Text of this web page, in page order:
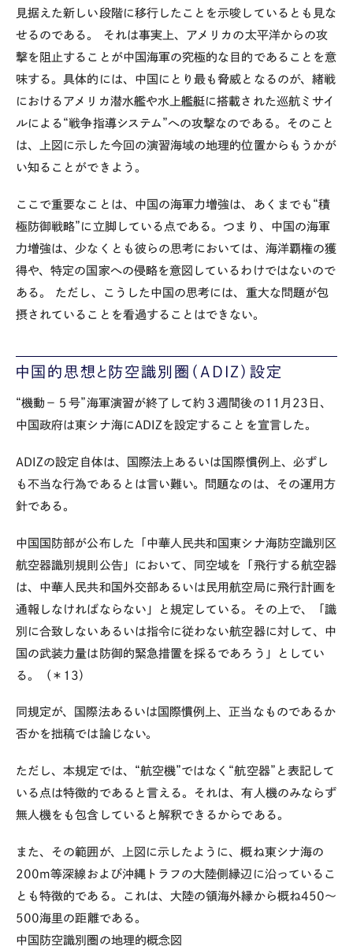
見据えた新しい段階に移行したことを示唆しているとも見な
せるのである。 それは事実上、アメリカの太平洋からの攻
撃を阻止することが中国海軍の究極的な目的であることを意
味する。具体的には、中国にとり最も脅威となるのが、緒戦
におけるアメリカ潜水艦や水上艦艇に搭載された巡航ミサイ
ルによる“戦争指導システム”への攻撃なのである。そのこと
は、上図に示した今回の演習海域の地理的位置からもうかが
い知ることができよう。
ここで重要なことは、中国の海軍力増強は、あくまでも“積
極防御戦略”に立脚している点である。つまり、中国の海軍
力増強は、少なくとも彼らの思考においては、海洋覇権の獲
得や、特定の国家への侵略を意図しているわけではないので
ある。 ただし、こうした中国の思考には、重大な問題が包
摂されていることを看過することはできない。
中国的思想と防空識別圏（ADIZ）設定
“機動－５号”海軍演習が終了して約３週間後の11月23日、
中国政府は東シナ海にADIZを設定することを宣言した。
ADIZの設定自体は、国際法上あるいは国際慣例上、必ずし
も不当な行為であるとは言い難い。問題なのは、その運用方
針である。
中国国防部が公布した「中華人民共和国東シナ海防空識別区
航空器識別規則公告」において、同空域を「飛行する航空器
は、中華人民共和国外交部あるいは民用航空局に飛行計画を
通報しなければならない」と規定している。その上で、「識
別に合致しないあるいは指令に従わない航空器に対して、中
国の武装力量は防御的緊急措置を採るであろう」としてい
る。（＊13）
同規定が、国際法あるいは国際慣例上、正当なものであるか
否かを拙稿では論じない。
ただし、本規定では、“航空機”ではなく“航空器”と表記して
いる点は特徴的であると言える。それは、有人機のみならず
無人機をも包含していると解釈できるからである。
また、その範囲が、上図に示したように、概ね東シナ海の
200m等深線および沖縄トラフの大陸側縁辺に沿っているこ
とも特徴的である。これは、大陸の領海外縁から概ね450～
500海里の距離である。
中国防空識別圏の地理的概念図